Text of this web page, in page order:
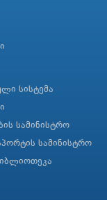
სისტემა
სამინისტრო
სამინისტრო